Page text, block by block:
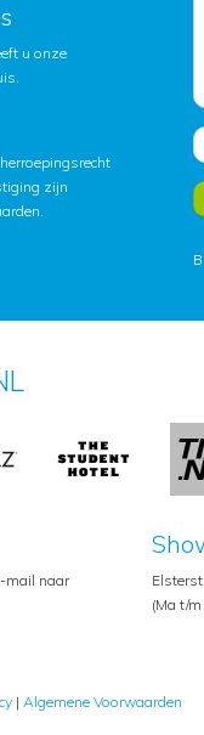
u onze
zijn
.
mail naar
(Ma t/
| Algemene Voorwaarden